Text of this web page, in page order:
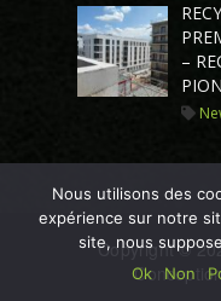
–
Copyright ©
Nous utilisons des
expérience sur notre
site, nous
Ok
Non